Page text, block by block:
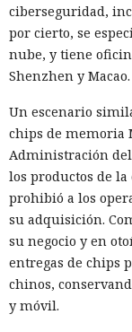
ciberseguridad,
por cierto, se
nube, y tiene
Shenzhen y Macao.
Un escenario
chips de memoria
Administración
los productos de
prohibió a los
su adquisición.
su negocio y en
entregas de chips
chinos,
y móvil.